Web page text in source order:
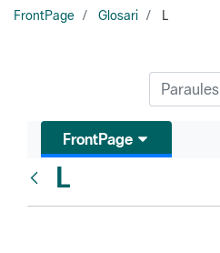
FrontPage Glosari L
FrontPage
L